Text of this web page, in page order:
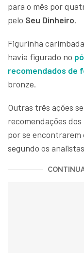
para o mês por
pelo Seu Dinheiro.
Figurinha
havia figurado no
recomendados de
bronze.
Outras três ações
recomendações
por se encontrarem
segundo os